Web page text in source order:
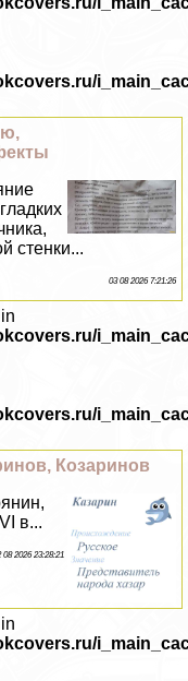
стенки...
03 08 2026 7:21:26
Козаринов
в...
08 2026 23:28:21